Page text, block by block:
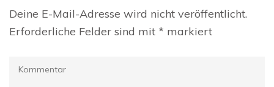
Deine E-Mail-Adresse wird nicht veröffentlicht.
Erforderliche Felder sind mit * markiert
Kommentar